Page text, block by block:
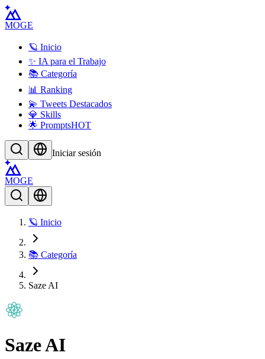
MOGE
🪐 Inicio
✨ IA para el Trabajo
📚 Categoría
📊 Ranking
💫 Tweets Destacados
💎 Skills
🌟 PromptsHOT
Iniciar sesión
MOGE
🪐 Inicio
📚 Categoría
Saze AI
Saze AI